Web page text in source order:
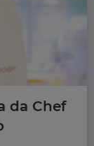
da Chef